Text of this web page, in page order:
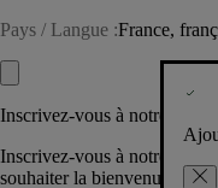
Pays / Langue :France,
Inscrivez-vous à notre
Inscrivez-vous à notre
souhaiter la bienvenue